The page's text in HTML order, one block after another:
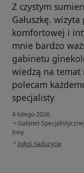
Z czystym
Gałuszkę.
komfortowej i
mnie bardzo
gabinetu
wiedzą na temat
polecam
specjalisty
4 lutego 2026
• Gabinet
Inny
• w opinii użytkownika
zgłoś nadużycie